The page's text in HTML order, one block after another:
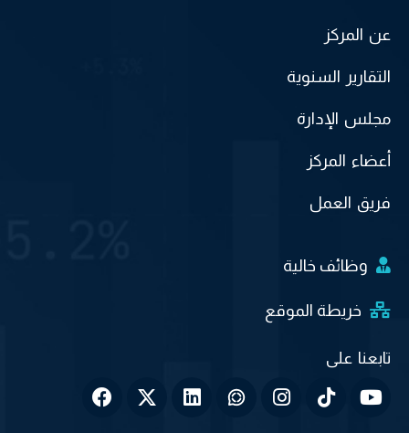
عن المركز
التقارير السنوية
مجلس الإدارة
أعضاء المركز
فريق العمل
وظائف خالية
خريطة الموقع